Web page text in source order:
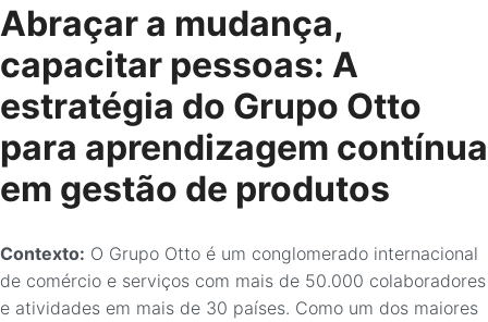
Abraçar a mudança,
capacitar pessoas: A
estratégia do Grupo Otto
para aprendizagem contínua
em gestão de produtos
Contexto: O Grupo Otto é um conglomerado internacional
de comércio e serviços com mais de 50.000 colaboradores
e atividades em mais de 30 países. Como um dos maiores